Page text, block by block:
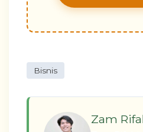
Bisnis
Zam